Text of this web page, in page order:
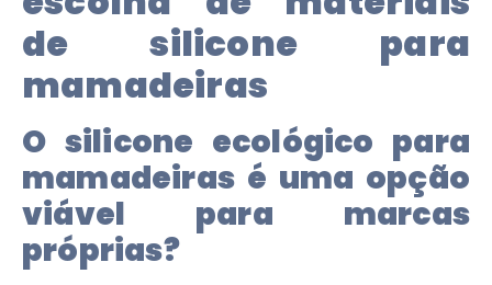
de silicone para
mamadeiras
O silicone ecológico para
mamadeiras é uma opção
viável para marcas
próprias?